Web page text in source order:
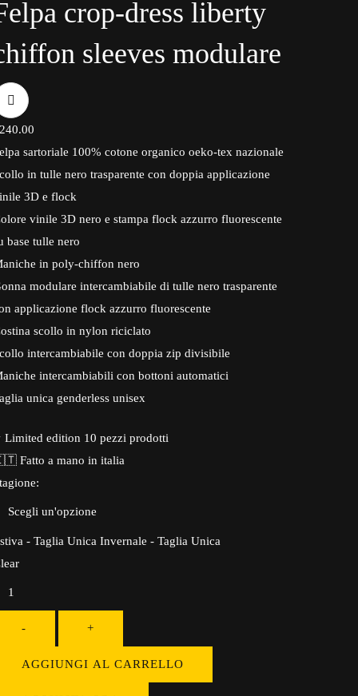
crop-dress liberty
sleeves modulare
240.00
sartoriale 100% cotone organico oeko-tex nazionale
in tulle nero trasparente con doppia applicazione
3D e flock
vinile 3D nero e stampa flock azzurro fluorescente
base tulle nero
in poly-chiffon nero
modulare intercambiabile di tulle nero trasparente
applicazione flock azzurro fluorescente
scollo in nylon riciclato
intercambiabile con doppia zip divisibile
intercambiabili con bottoni automatici
unica genderless unisex
Limited edition 10 pezzi prodotti
Fatto a mano in italia
:
- Taglia Unica Invernale - Taglia Unica
- +
AGGIUNGI AL CARRELLO